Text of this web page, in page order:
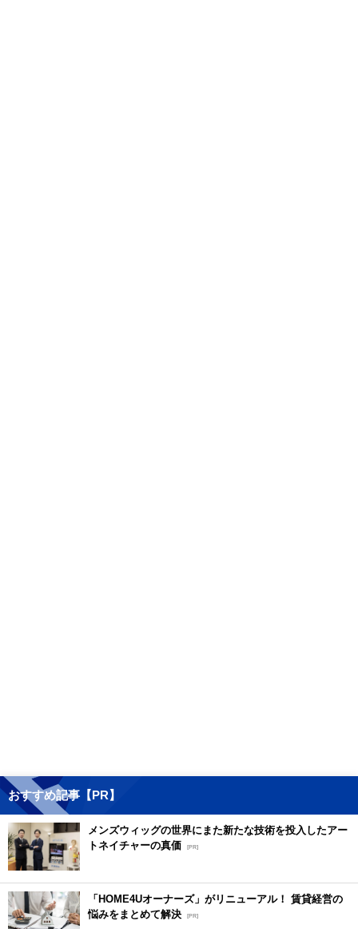
おすすめ記事【PR】
メンズウィッグの世界にまた新たな技術を投入したアー
トネイチャーの真価 [PR]
「HOME4Uオーナーズ」がリニューアル！ 賃貸経営の
悩みをまとめて解決 [PR]